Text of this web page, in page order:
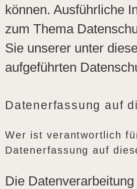
können. Ausführliche
zum Thema
Sie unserer unter
aufgeführten
Datenerfassung auf
Wer ist verantwortlich
Datenerfassung auf
Die